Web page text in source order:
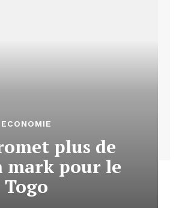
ECONOMIE
plus de
mark pour le
Togo